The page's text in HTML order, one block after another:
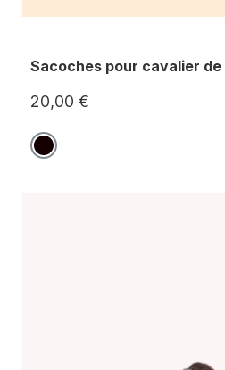
Sacoches pour cavalier
20,00 €